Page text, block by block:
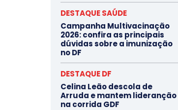
DESTAQUE SAÚDE
Campanha Multivacinação
2026: confira as principais
dúvidas sobre a imunização
no DF
DESTAQUE DF
Celina Leão descola de
Arruda e mantem lideranção
na corrida GDF